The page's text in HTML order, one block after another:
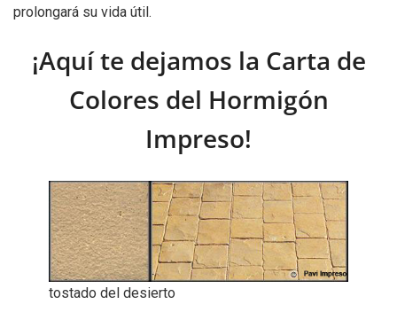
prolongará su vida útil.
¡Aquí te dejamos la Carta de
Colores del Hormigón
Impreso!
tostado del desierto